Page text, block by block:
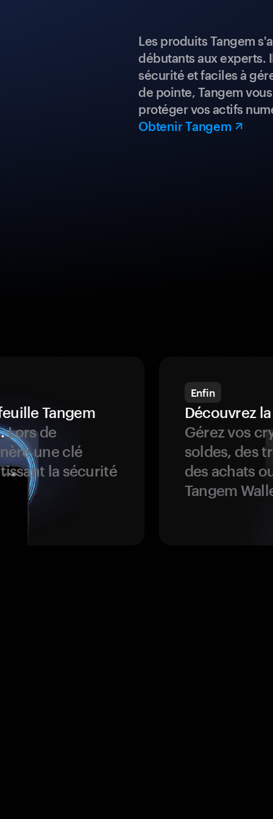
Les produits Tangem
débutants aux experts.
sécurité et faciles à
de pointe, Tangem
protéger vos actifs
Obtenir Tangem
Tangem
Lors de
une clé
la sécurité
Enfin
Découvrez
Gérez vos
soldes, des
des achats
Tangem